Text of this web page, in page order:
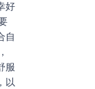
好
自
服
以